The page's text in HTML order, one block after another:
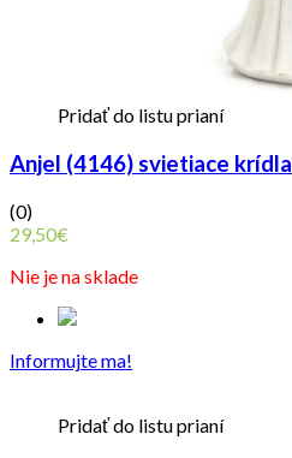
Pridať do listu prianí
Anjel (4146) svietiace krídla
(0)
29,50€
Nie je na sklade
Informujte ma!
Pridať do listu prianí